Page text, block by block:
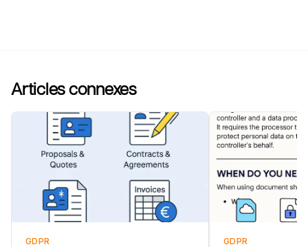
Articles connexes
GDPR GDPR